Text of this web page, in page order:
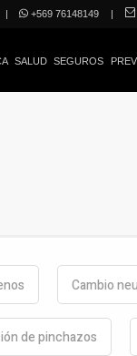
| +569 76148149 |
SALUD SEGUROS
Cambio
de pinchazos